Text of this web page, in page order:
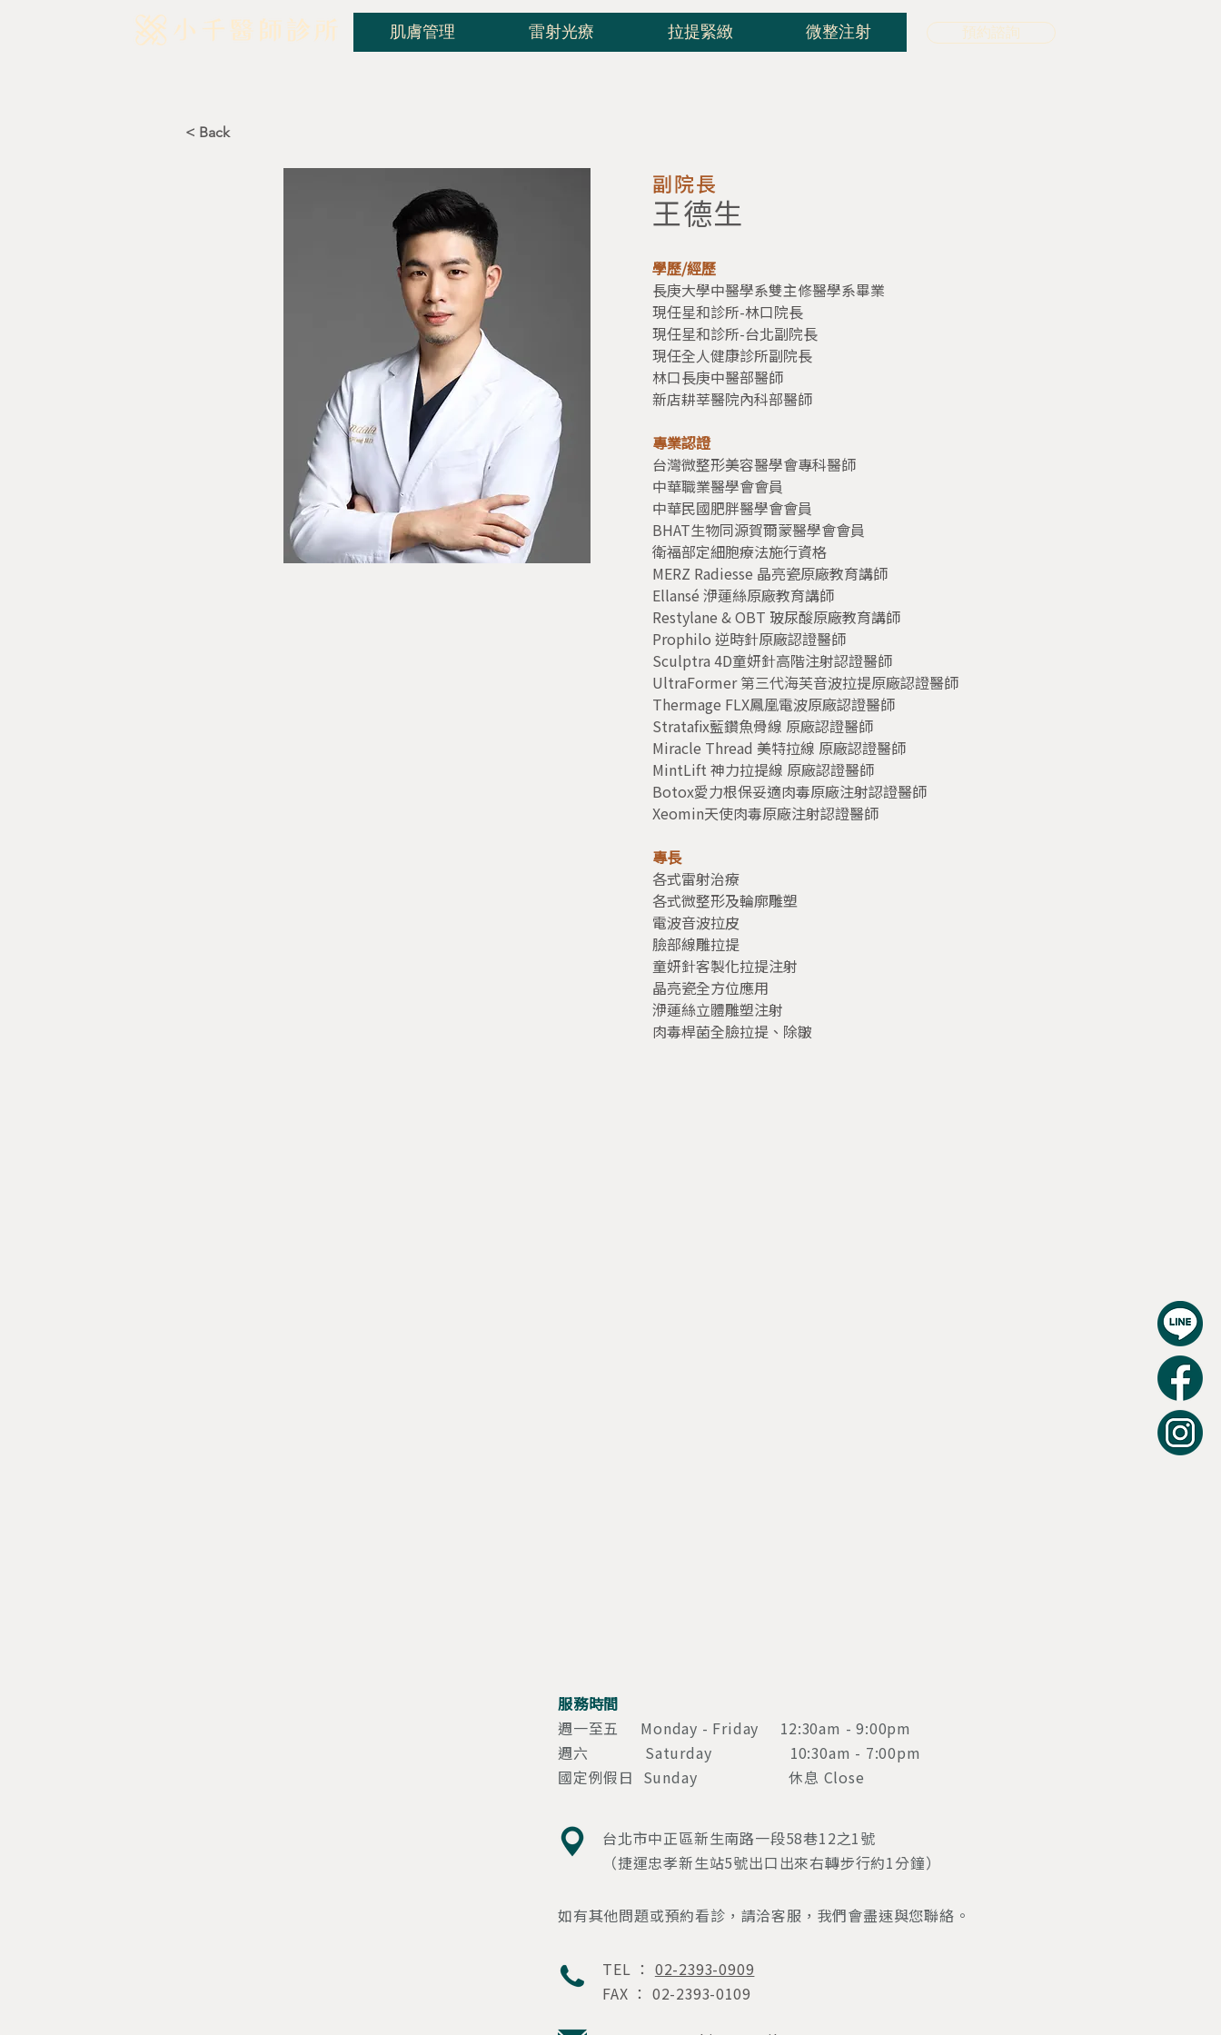
肌膚管理 雷射光療 拉提緊緻 微整注射 預約諮詢
< Back
副院長
王德生
學歷/經歷
長庚大學中醫學系雙主修醫學系畢業
現任星和診所-林口院長
現任星和診所-台北副院長
現任全人健康診所副院長
林口長庚中醫部醫師
新店耕莘醫院內科部醫師
專業認證
台灣微整形美容醫學會專科醫師
中華職業醫學會會員
中華民國肥胖醫學會會員
BHAT生物同源賀爾蒙醫學會會員
衛福部定細胞療法施行資格
MERZ Radiesse 晶亮瓷原廠教育講師
Ellansé 洢蓮絲原廠教育講師
Restylane & OBT 玻尿酸原廠教育講師
Prophilo 逆時針原廠認證醫師
Sculptra 4D童妍針高階注射認證醫師
UltraFormer 第三代海芙音波拉提原廠認證醫師
Thermage FLX鳳凰電波原廠認證醫師
Stratafix藍鑽魚骨線 原廠認證醫師
Miracle Thread 美特拉線 原廠認證醫師
MintLift 神力拉提線 原廠認證醫師
Botox愛力根保妥適肉毒原廠注射認證醫師
Xeomin天使肉毒原廠注射認證醫師
專長
各式雷射治療
各式微整形及輪廓雕塑
電波音波拉皮
臉部線雕拉提
童妍針客製化拉提注射
晶亮瓷全方位應用
洢蓮絲立體雕塑注射
肉毒桿菌全臉拉提、除皺
服務時間
週一至五 Monday - Friday 12:30am - 9:00pm
週六 Saturday 10:30am - 7:00pm
國定例假日 Sunday 休息 Close
台北市中正區新生南路一段58巷12之1號
（捷運忠孝新生站5號出口出來右轉步行約1分鐘）
如有其他問題或預約看診，請洽客服，我們會盡速與您聯絡。
TEL ： 02-2393-0909
FAX ： 02-2393-0109